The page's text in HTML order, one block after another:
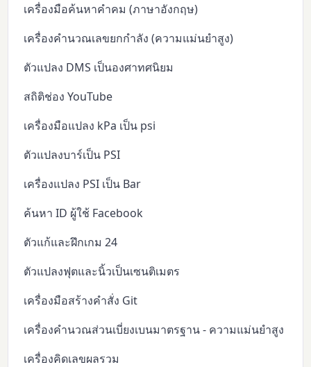
เครื่องมือค้นหาคำคม (ภาษาอังกฤษ)
เครื่องคำนวณเลขยกกำลัง (ความแม่นยำสูง)
ตัวแปลง DMS เป็นองศาทศนิยม
สถิติช่อง YouTube
เครื่องมือแปลง kPa เป็น psi
ตัวแปลงบาร์เป็น PSI
เครื่องแปลง PSI เป็น Bar
ค้นหา ID ผู้ใช้ Facebook
ตัวแก้และฝึกเกม 24
ตัวแปลงฟุตและนิ้วเป็นเซนติเมตร
เครื่องมือสร้างคำสั่ง Git
เครื่องคำนวณส่วนเบี่ยงเบนมาตรฐาน - ความแม่นยำสูง
เครื่องคิดเลขผลรวม